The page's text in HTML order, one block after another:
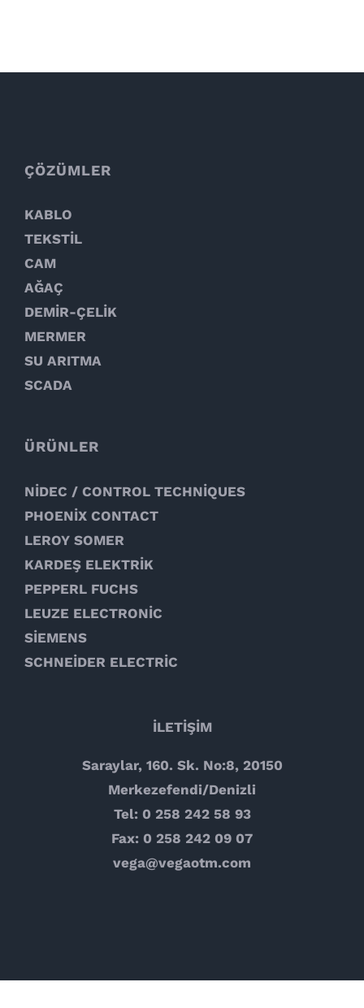
ÇÖZÜMLER
KABLO
TEKSTİL
CAM
AĞAÇ
DEMİR-ÇELİK
MERMER
SU ARITMA
SCADA
ÜRÜNLER
NİDEC / CONTROL TECHNİQUES
PHOENİX CONTACT
LEROY SOMER
KARDEŞ ELEKTRİK
PEPPERL FUCHS
LEUZE ELECTRONİC
SİEMENS
SCHNEİDER ELECTRİC
İLETİŞİM
Saraylar, 160. Sk. No:8, 20150
Merkezefendi/Denizli
Tel: 0 258 242 58 93
Fax: 0 258 242 09 07
vega@vegaotm.com